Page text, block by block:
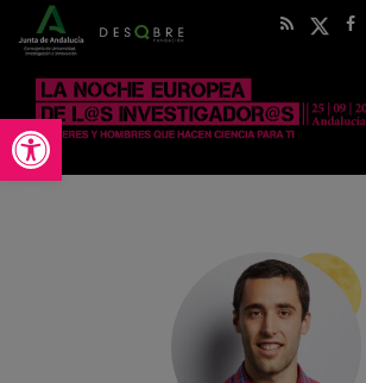
Abrir barra de herramientas